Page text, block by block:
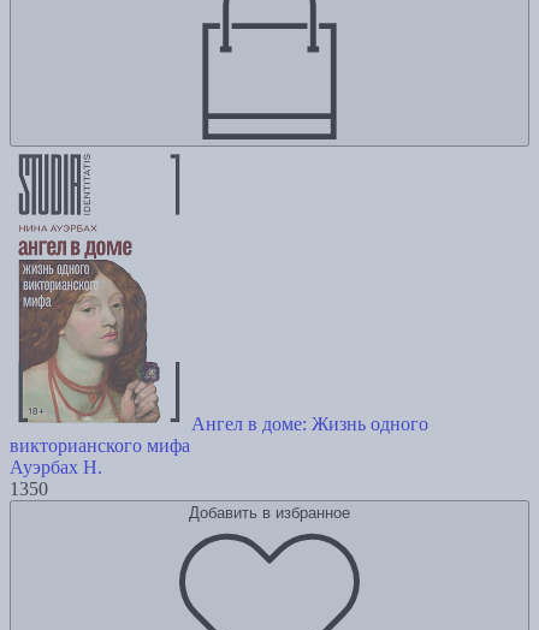
Ангел в доме: Жизнь одного
викторианского мифа
Ауэрбах Н.
1350
Добавить в избранное